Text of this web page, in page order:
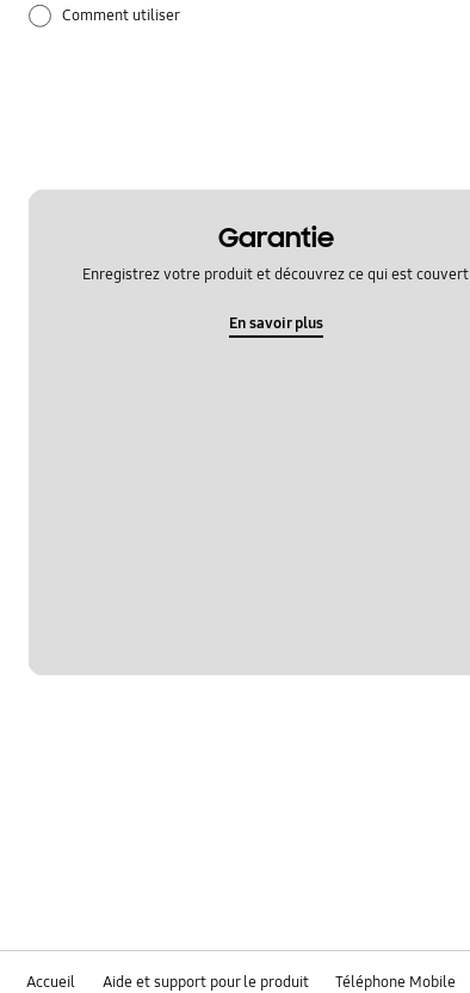
Comment utiliser
Sauvegarde et restauration
application
Garantie
Enregistrez votre produit et découvrez ce qui est couvert
En savoir plus
Accueil Aide et support pour le produit Téléphone Mobile